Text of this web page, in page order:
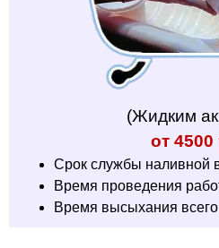
(Жидким
от 4500
Срок службы наливной
Время проведения
Время высыхания всего